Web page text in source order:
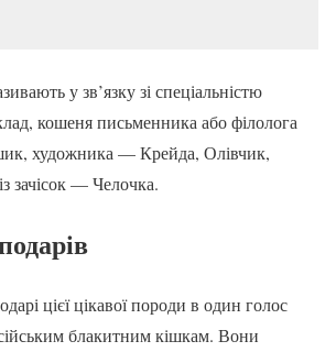
у зв’язку зі спеціальністю
кошеня письменника або філолога
художника — Крейда, Олівчик,
зачісок — Челочка.
цієї цікавої породи в один голос
блакитним кішкам. Вони